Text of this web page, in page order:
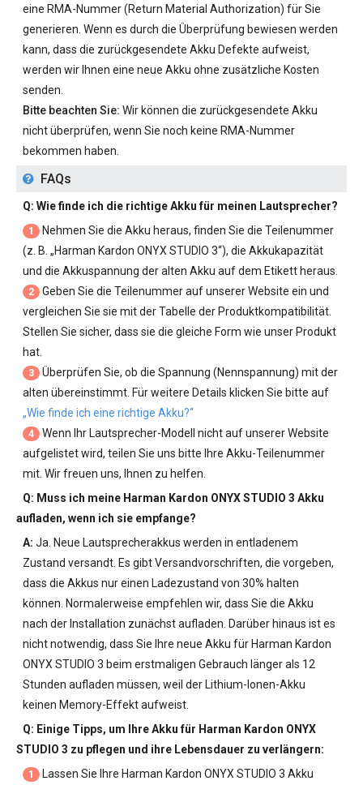
eine RMA-Nummer (Return Material Authorization) für Sie
generieren. Wenn es durch die Überprüfung bewiesen werden
kann, dass die zurückgesendete Akku Defekte aufweist,
werden wir Ihnen eine neue Akku ohne zusätzliche Kosten
senden.
Bitte beachten Sie: Wir können die zurückgesendete Akku
nicht überprüfen, wenn Sie noch keine RMA-Nummer
bekommen haben.
FAQs
Q: Wie finde ich die richtige Akku für meinen Lautsprecher?
1
Nehmen Sie die Akku heraus, finden Sie die Teilenummer
(z. B. „Harman Kardon ONYX STUDIO 3“), die Akkukapazität
und die Akkuspannung der alten Akku auf dem Etikett heraus.
2
Geben Sie die Teilenummer auf unserer Website ein und
vergleichen Sie sie mit der Tabelle der Produktkompatibilität.
Stellen Sie sicher, dass sie die gleiche Form wie unser Produkt
hat.
3
Überprüfen Sie, ob die Spannung (Nennspannung) mit der
alten übereinstimmt. Für weitere Details klicken Sie bitte auf
„Wie finde ich eine richtige Akku?“
4
Wenn Ihr Lautsprecher-Modell nicht auf unserer Website
aufgelistet wird, teilen Sie uns bitte Ihre Akku-Teilenummer
mit. Wir freuen uns, Ihnen zu helfen.
Q: Muss ich meine Harman Kardon ONYX STUDIO 3 Akku
aufladen, wenn ich sie empfange?
A: Ja. Neue Lautsprecherakkus werden in entladenem
Zustand versandt. Es gibt Versandvorschriften, die vorgeben,
dass die Akkus nur einen Ladezustand von 30% halten
können. Normalerweise empfehlen wir, dass Sie die Akku
nach der Installation zunächst aufladen. Darüber hinaus ist es
nicht notwendig, dass Sie Ihre neue Akku für Harman Kardon
ONYX STUDIO 3 beim erstmaligen Gebrauch länger als 12
Stunden aufladen müssen, weil der Lithium-Ionen-Akku
keinen Memory-Effekt aufweist.
Q: Einige Tipps, um IhreAkku für Harman Kardon ONYX
STUDIO 3 zu pflegen und ihre Lebensdauer zu verlängern:
1 Lassen Sie Ihre Harman Kardon ONYX STUDIO 3 Akku